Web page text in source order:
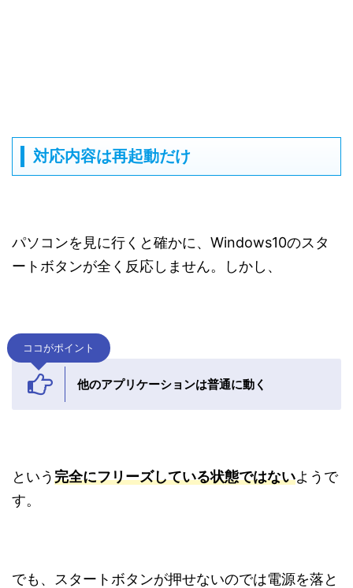
対応内容は再起動だけ
パソコンを見に行くと確かに、Windows10のスタ
ートボタンが全く反応しません。しかし、
ココがポイント
他のアプリケーションは普通に動く
という完全にフリーズしている状態ではないようで
す。
でも、スタートボタンが押せないのでは電源を落と